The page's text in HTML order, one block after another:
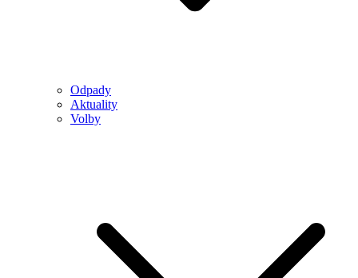
Odpady
Aktuality
Volby